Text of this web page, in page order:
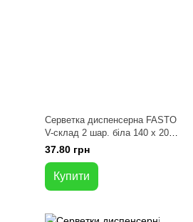
Серветка диспенсерна FASTO
V-склад 2 шар. біла 140 x 200
мм 150 л
37.80 грн
Купити